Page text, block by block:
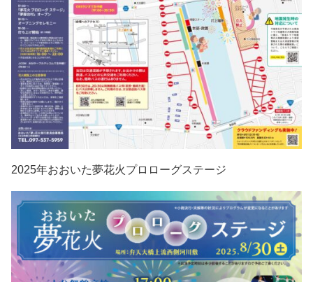
2025年おおいた夢花火プロローグステージ